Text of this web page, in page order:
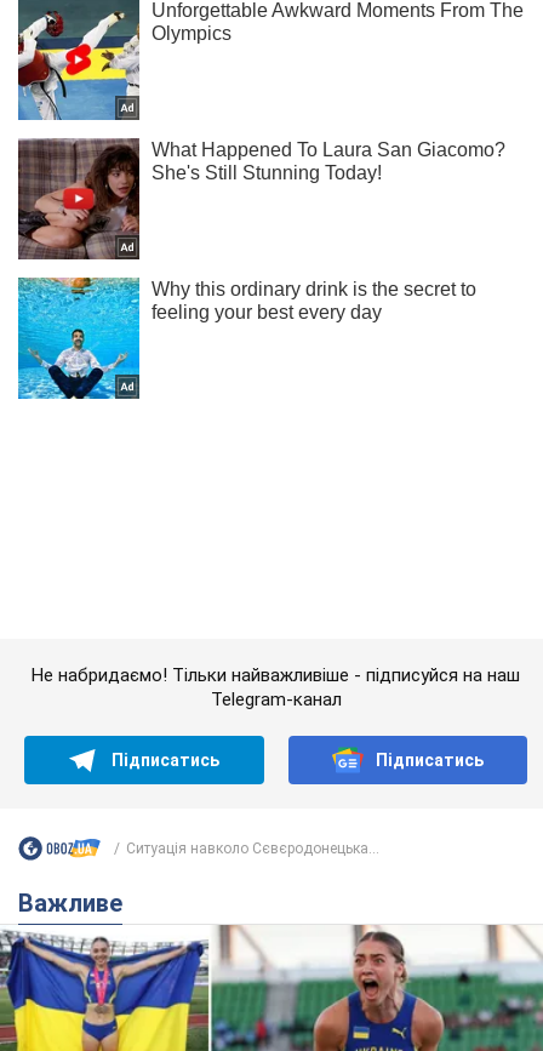
Важливе
Красуня зі Львова з рекордом виграла
історичну медаль для України на чемпіонаті
світу з легкої атлетики U20. Відео